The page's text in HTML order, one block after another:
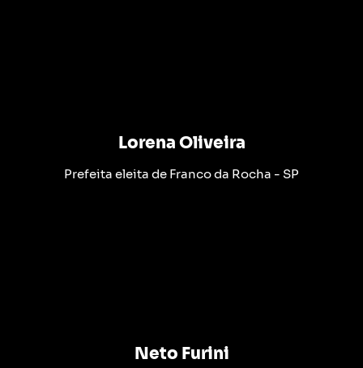
Lorena Oliveira
Prefeita eleita de Franco da Rocha - SP
Neto Furini